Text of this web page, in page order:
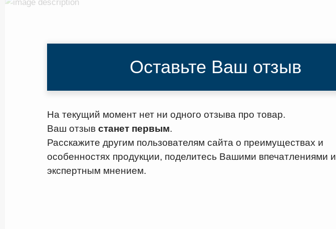
Оставьте Ваш отзыв
На текущий момент нет ни одного отзыва про товар.
Ваш отзывстанет первым.
Расскажите другим пользователям сайта о преимуществах и
особенностях продукции, поделитесь Вашими впечатлениями и
экспертным мнением.